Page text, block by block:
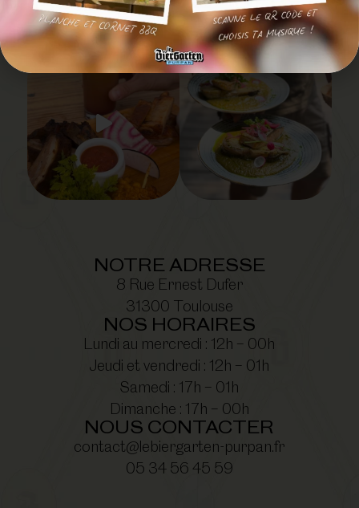
@LEBIERGARTENPURPAN
NOTRE ADRESSE
8 Rue Ernest Dufer
31300 Toulouse
NOS HORAIRES
Lundi au mercredi : 12h – 00h
Jeudi et vendredi : 12h – 01h
Samedi : 17h – 01h
Dimanche : 17h – 00h
NOUS CONTACTER
contact@lebiergarten-purpan.fr
05 34 56 45 59